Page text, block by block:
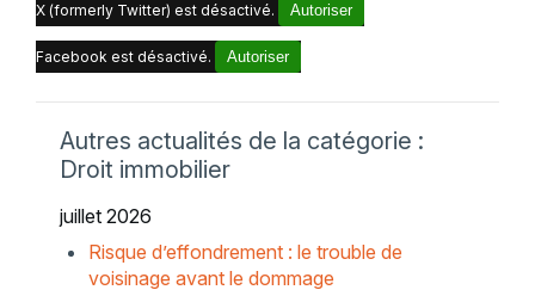
X (formerly Twitter) est désactivé. Autoriser
Facebook est désactivé. Autoriser
Autres actualités de la catégorie :
Droit immobilier
juillet 2026
Risque d’effondrement : le trouble de
voisinage avant le dommage